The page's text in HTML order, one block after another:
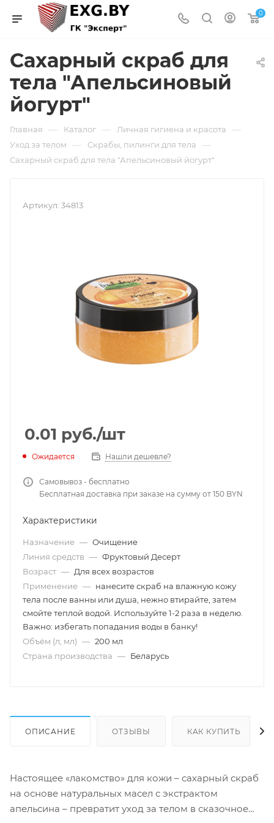
0
Сахарный скраб для
тела "Апельсиновый
йогурт"
Главная — Каталог — Личная гигиена и красота —
Уход за телом — Скрабы, пилинги для тела —
Сахарный скраб для тела "Апельсиновый йогурт"
Артикул: 34813
0.01 руб./шт
Ожидается Нашли дешевле?
Самовывоз - бесплатно
Бесплатная доставка при заказе на сумму от 150 BYN
Характеристики
Назначение — Очищение
Линия средств — Фруктовый Десерт
Возраст — Для всех возрастов
Применение — нанесите скраб на влажную кожу
тела после ванны или душа, нежно втирайте, затем
смойте теплой водой. Используйте 1-2 раза в неделю.
Важно: избегать попадания воды в банку!
Объём (л, мл) — 200 мл
Страна производства — Беларусь
ОПИСАНИЕ ОТЗЫВЫ КАК КУПИТЬ
Настоящее «лакомство» для кожи – сахарный скраб
на основе натуральных масел с экстрактом
апельсина – превратит уход за телом в сказочное